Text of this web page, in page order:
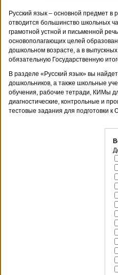
Русский язык – основной предмет в
отводится большинство школьных
грамотной устной и письменной
основополагающих целей
дошкольном возрасте, а в
обязательную Государственную
В разделе «Русский язык» вы
дошкольников, а также школьные
обучения, рабочие тетради, КИМы
диагностические, контрольные и
тестовые задания для подготовки